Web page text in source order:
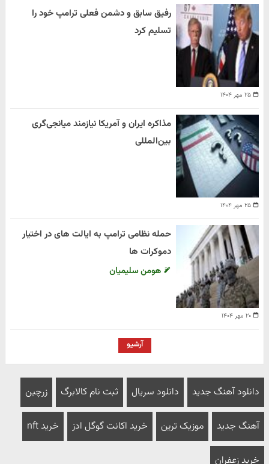
۲۵ مهر ۱۴۰۴
رفیق سابق و دشمن فعلی ترامپ خود را
تسلیم کرد
۲۵ مهر ۱۴۰۴
مذاکره ایران و آمریکا نیازمند میانجی‌گری
بین‌المللی
۲۰ مهر ۱۴۰۴
حمله نظامی ترامپ به ایالت های در اختیار
دموکرات ها
هومن سلیمیان
آرشیو
دانلود آهنگ جدید دانلود سریال ثبت نام کالابرگ زرچین
آهنگ جدید موزیک ترین خرید اکانت گوگل ادز خرید nft
خرید زعفران